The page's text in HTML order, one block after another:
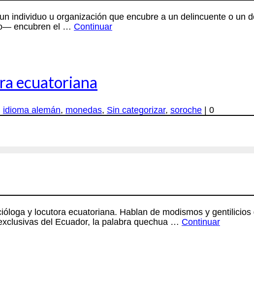
individuo u organización que encubre a un delincuente o un
encubren el … Continuar
ecuatoriana
idioma alemán, monedas, Sin categorizar, soroche 0
y locutora ecuatoriana. Hablan de modismos y
del Ecuador, la palabra quechua … Continuar